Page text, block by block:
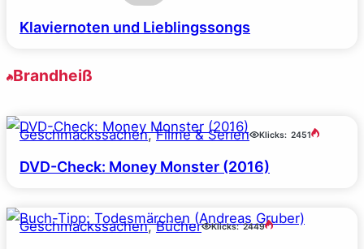
Klaviernoten und Lieblingssongs
Brandheiß
Geschmackssachen, Filme & Serien Klicks: 2451
DVD-Check: Money Monster (2016)
Geschmackssachen, Bücher Klicks: 2449